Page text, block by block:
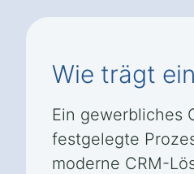
Wie trägt
Ein gewerbliches
festgelegte
moderne CRM-